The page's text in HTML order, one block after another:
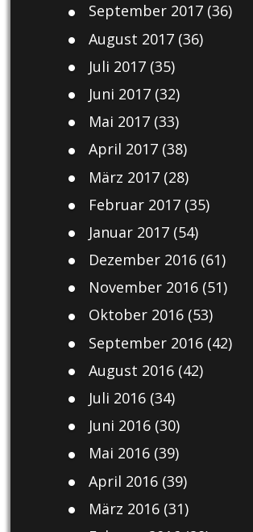
September 2017(36)
August 2017(36)
Juli 2017(35)
Juni 2017(32)
Mai 2017(33)
April 2017(38)
März 2017(28)
Februar 2017(35)
Januar 2017(54)
Dezember 2016(61)
November 2016(51)
Oktober 2016(53)
September 2016(42)
August 2016(42)
Juli 2016(34)
Juni 2016(30)
Mai 2016(39)
April 2016(39)
März 2016(31)